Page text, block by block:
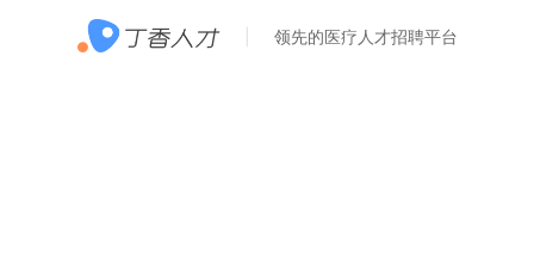
领先的医疗人才招聘平台